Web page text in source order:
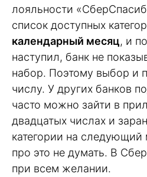
лояльности
список доступных
календарный месяц, и
наступил, банк не
набор. Поэтому выбор и
числу. У других банков
часто можно зайти в
двадцатых числах и
категории на следующий
про это не думать. В
при всем желании.